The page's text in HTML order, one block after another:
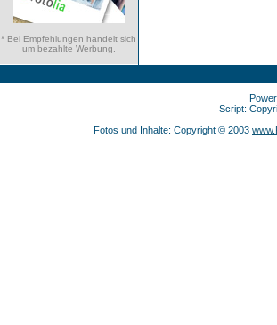
* Bei Empfehlungen handelt sich
um bezahlte Werbung.
Script:
Fotos und Inhalte: Copyright © 2003